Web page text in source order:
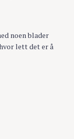
noen blader
lett det er å